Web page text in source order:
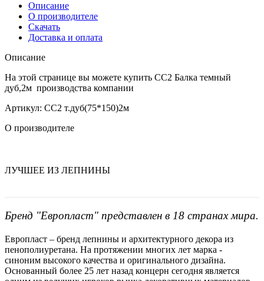
Описание
О производителе
Скачать
Доставка и оплата
Описание
На этой странице вы можете купить СС2 Балка темный
дуб,2м производства компании
Артикул: СС2 т.дуб(75*150)2м
О производителе
ЛУЧШЕЕ ИЗ ЛЕПНИНЫ
Бренд "Европласт" представлен в 18 странах мира.
Европласт – бренд лепнины и архитектурного декора из
пенополиуретана. На протяжении многих лет марка -
синоним высокого качества и оригинального дизайна.
Основанный более 25 лет назад концерн сегодня является